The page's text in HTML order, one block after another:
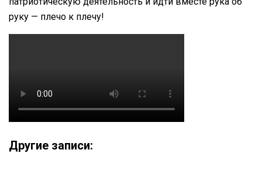
руку — плечо к плечу!
Другие записи: